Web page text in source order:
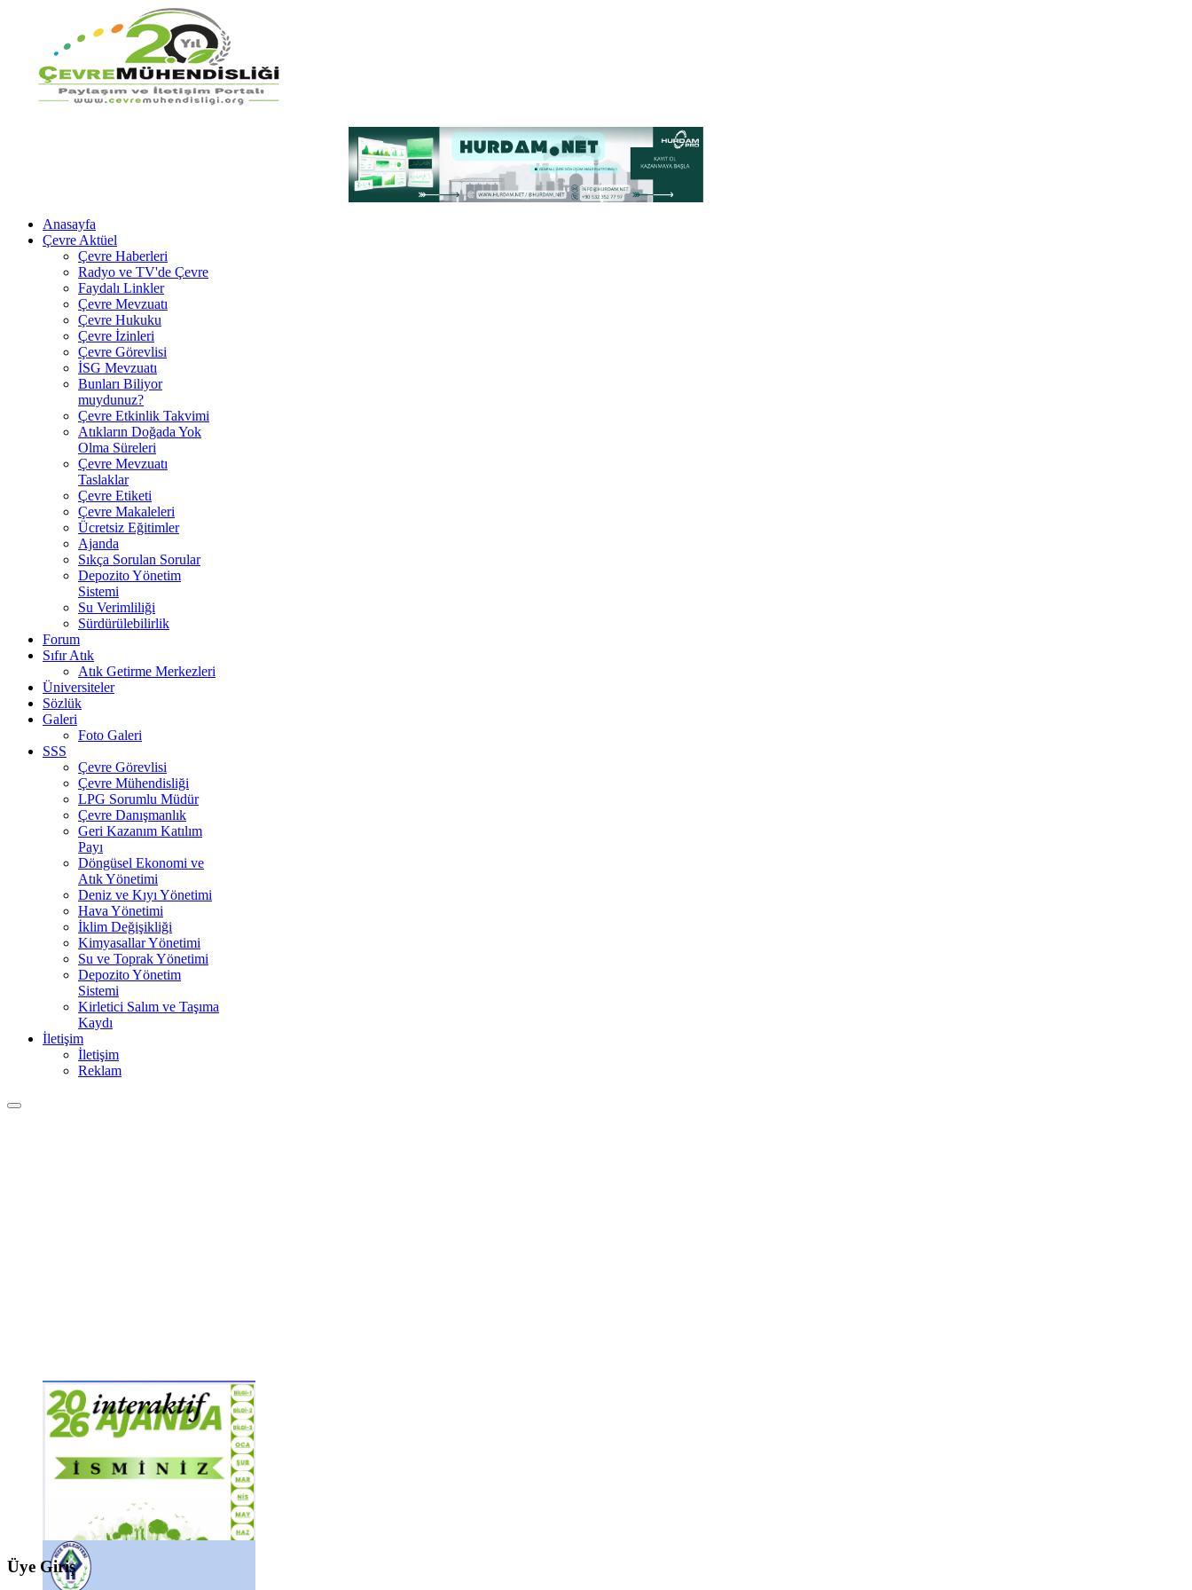
Anasayfa
Çevre Aktüel
Çevre Haberleri
Radyo ve TV'de Çevre
Faydalı Linkler
Çevre Mevzuatı
Çevre Hukuku
Çevre İzinleri
Çevre Görevlisi
İSG Mevzuatı
Bunları Biliyor
muydunuz?
Çevre Etkinlik Takvimi
Atıkların Doğada Yok
Olma Süreleri
Çevre Mevzuatı
Taslaklar
Çevre Etiketi
Çevre Makaleleri
Ücretsiz Eğitimler
Ajanda
Sıkça Sorulan Sorular
Depozito Yönetim
Sistemi
Su Verimliliği
Sürdürülebilirlik
Forum
Sıfır Atık
Atık Getirme Merkezleri
Üniversiteler
Sözlük
Galeri
Foto Galeri
SSS
Çevre Görevlisi
Çevre Mühendisliği
LPG Sorumlu Müdür
Çevre Danışmanlık
Geri Kazanım Katılım
Payı
Döngüsel Ekonomi ve
Atık Yönetimi
Deniz ve Kıyı Yönetimi
Hava Yönetimi
İklim Değişikliği
Kimyasallar Yönetimi
Su ve Toprak Yönetimi
Depozito Yönetim
Sistemi
Kirletici Salım ve Taşıma
Kaydı
İletişim
İletişim
Reklam
Üye Giriş